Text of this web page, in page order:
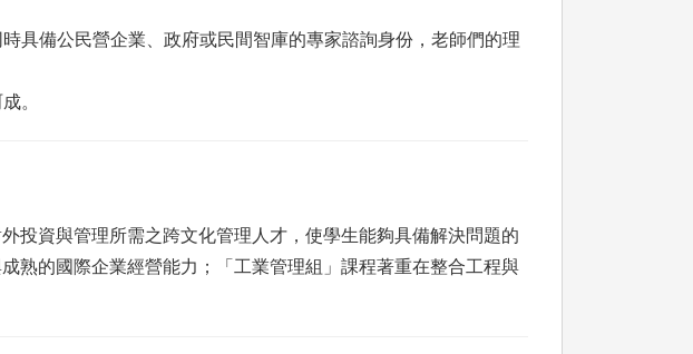
具備公民營企業、政府或民間智庫的專家諮詢身份，老師們的理
。
投資與管理所需之跨文化管理人才，使學生能夠具備解決問題的
熟的國際企業經營能力；「工業管理組」課程著重在整合工程與